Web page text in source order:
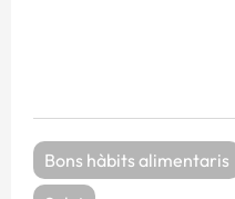
Bons hàbits alimentaris